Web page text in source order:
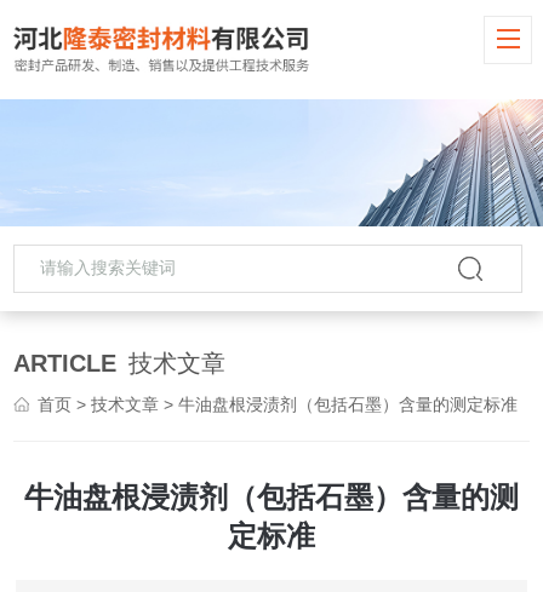
ARTICLE 技术文章
首页 >技术文章 > 牛油盘根浸渍剂（包括石墨）含量的测定标准
牛油盘根浸渍剂（包括石墨）含量的测
定标准